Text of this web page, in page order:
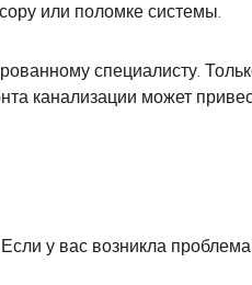
или поломке системы.
специалисту.
канализации может
у вас возникла проблема